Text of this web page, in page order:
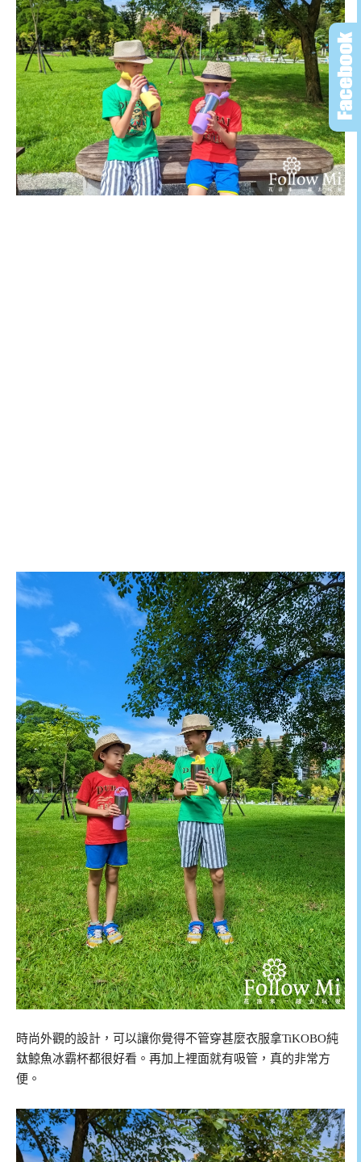
時尚外觀的設計，可以讓你覺得不管穿甚麼衣服拿TiKOBO純
鈦鯨魚冰霸杯都很好看。再加上裡面就有吸管，真的非常方
便。